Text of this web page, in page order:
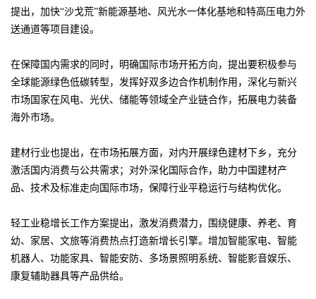
提出，加快“沙戈荒”新能源基地、风光水一体化基地和特高压电力外
送通道等项目建设。
在保障国内需求的同时，明确国际市场开拓方向，提出要积极参与
全球能源绿色低碳转型，发挥好双多边合作机制作用，深化与新兴
市场国家在风电、光伏、储能等领域全产业链合作，拓展电力装备
海外市场。
建材行业也提出，在市场拓展方面，对内开展绿色建材下乡，充分
激活国内消费与公共需求；对外深化国际合作，助力中国建材产
品、技术及标准走向国际市场，保障行业平稳运行与结构优化。
轻工业稳增长工作方案提出，激发消费潜力，围绕健康、养老、育
幼、家居、文旅等消费热点打造新增长引擎。增加智能家电、智能
机器人、功能家具、智能安防、多场景照明系统、智能影音娱乐、
康复辅助器具等产品供给。